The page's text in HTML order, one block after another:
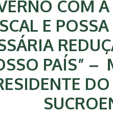
COM
E
PAÍS” –